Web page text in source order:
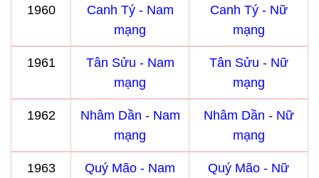
1960
Canh Tý - Nam
mạng
Canh Tý - Nữ
mạng
1961
Tân Sửu - Nam
mạng
Tân Sửu - Nữ
mạng
1962
Nhâm Dần - Nam
mạng
Nhâm Dần - Nữ
mạng
1963
Quý Mão - Nam
Quý Mão - Nữ